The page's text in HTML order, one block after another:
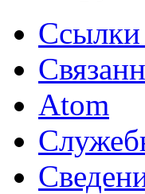
Atom